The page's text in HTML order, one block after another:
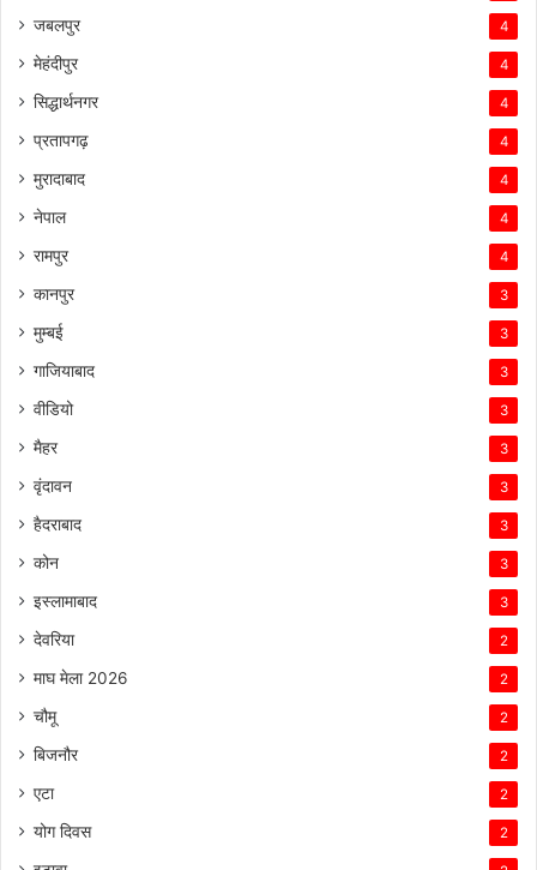
जबलपुर 4
मेहंदीपुर 4
सिद्धार्थनगर 4
प्रतापगढ़ 4
मुरादाबाद 4
नेपाल 4
रामपुर 4
कानपुर 3
मुम्बई 3
गाजियाबाद 3
वीडियो 3
मैहर 3
वृंदावन 3
हैदराबाद 3
कोन 3
इस्लामाबाद 3
देवरिया 2
माघ मेला 2026 2
चौमू 2
बिजनौर 2
एटा 2
योग दिवस 2